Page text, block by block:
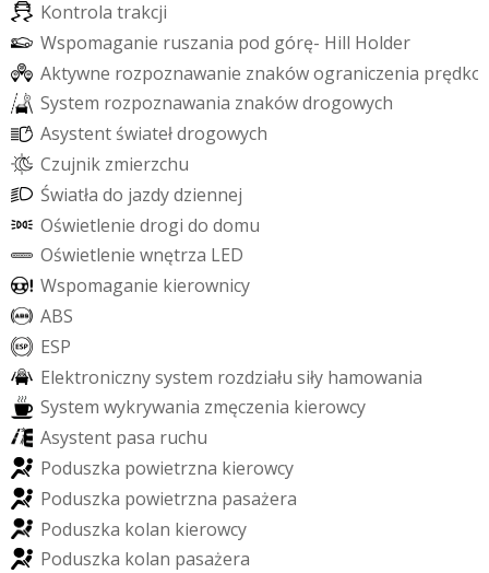
Kontrola trakcji
Wspomaganie ruszania pod górę- Hill Holder
Aktywne rozpoznawanie znakówograniczenia prędko
System rozpoznawania znakówdrogowych
Asystent światełdrogowych
Czujnik zmierzchu
Światła do jazdydziennej
Oświetlenie drogi do domu
Oświetlenie wnętrza LED
Wspomaganie kierownicy
ABS
ESP
Elektronicznysystem rozdziału siły hamowania
System wykrywania zmęczenia kierowcy
Asystent pasa ruchu
Poduszka powietrzna kierowcy
Poduszka powietrzna pasażera
Poduszka kolan kierowcy
Poduszka kolan pasażera